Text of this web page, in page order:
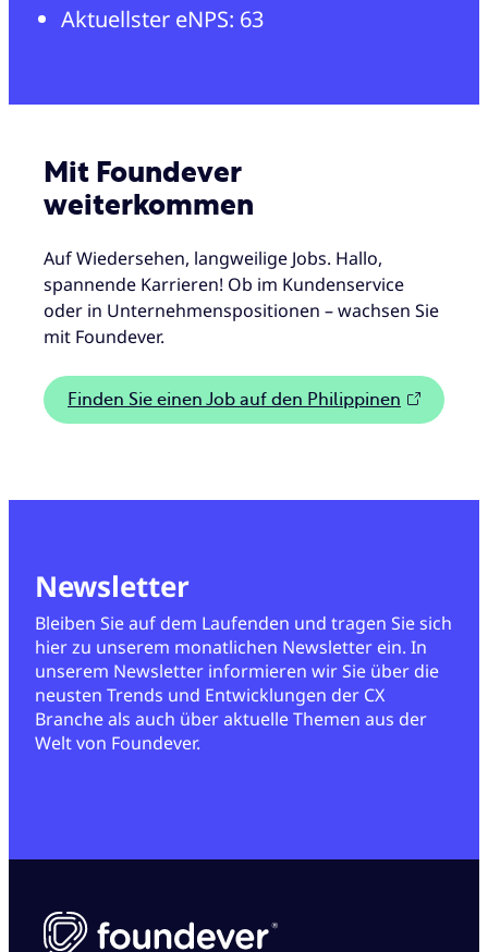
Aktuellster eNPS: 63
Mit Foundever
weiterkommen
Auf Wiedersehen, langweilige Jobs. Hallo,
spannende Karrieren! Ob im Kundenservice
oder in Unternehmenspositionen – wachsen Sie
mit Foundever.
Finden Sie einen Job auf den Philippinen
Newsletter
Bleiben Sie auf dem Laufenden und tragen Sie sich
hier zu unserem monatlichen Newsletter ein. In
unserem Newsletter informieren wir Sie über die
neusten Trends und Entwicklungen der CX
Branche als auch über aktuelle Themen aus der
Welt von Foundever.